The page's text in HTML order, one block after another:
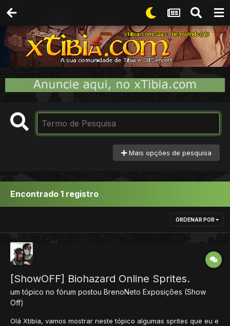
Mais opções de pesquisa
Encontrado 1 registro
ORDENAR POR
[ShowOFF] Biohazard Online Sprites.
um tópico no fórum postou BrenoNeto Exposições (Show
Off)
Olá Xtibia, vamos mostrar neste tópico algumas sprites que eu e